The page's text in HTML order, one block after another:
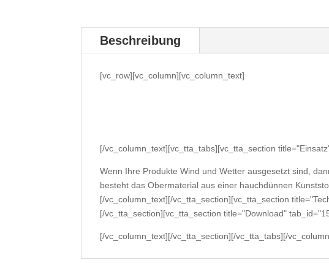
Beschreibung
[vc_row][vc_column][vc_column_text]
[/vc_column_text][vc_tta_tabs][vc_tta_section
Wenn Ihre Produkte Wind und Wetter ausgesetzt sind,
besteht das Obermaterial aus einer hauchdünnen
[/vc_column_text][/vc_tta_section][vc_tta_section
[/vc_tta_section][vc_tta_section title="Download"
[/vc_column_text][/vc_tta_section][/vc_tta_tabs][/